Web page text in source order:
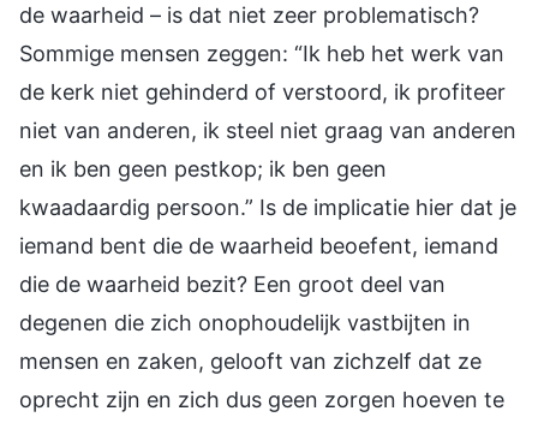
de waarheid – is dat niet zeer problematisch?
Sommige mensen zeggen: “Ik heb het werk van
de kerk niet gehinderd of verstoord, ik profiteer
niet van anderen, ik steel niet graag van anderen
en ik ben geen pestkop; ik ben geen
kwaadaardig persoon.” Is de implicatie hier dat je
iemand bent die de waarheid beoefent, iemand
die de waarheid bezit? Een groot deel van
degenen die zich onophoudelijk vastbijten in
mensen en zaken, gelooft van zichzelf dat ze
oprecht zijn en zich dus geen zorgen hoeven te